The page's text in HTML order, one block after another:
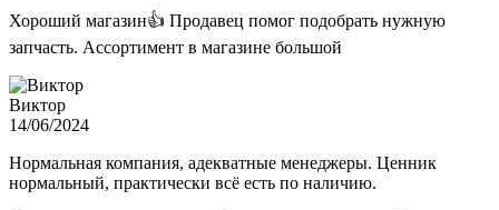
Хороший магазин👍 Продавец помог подобрать нужную
запчасть. Ассортимент в магазине большой
Виктор
14/06/2024
Нормальная компания, адекватные менеджеры. Ценник
нормальный, практически всё есть по наличию.